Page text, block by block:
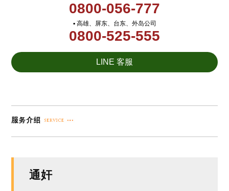
0800-056-777
▪ 高雄、屏东、台东、外岛公司
0800-525-555
LINE 客服
通奸